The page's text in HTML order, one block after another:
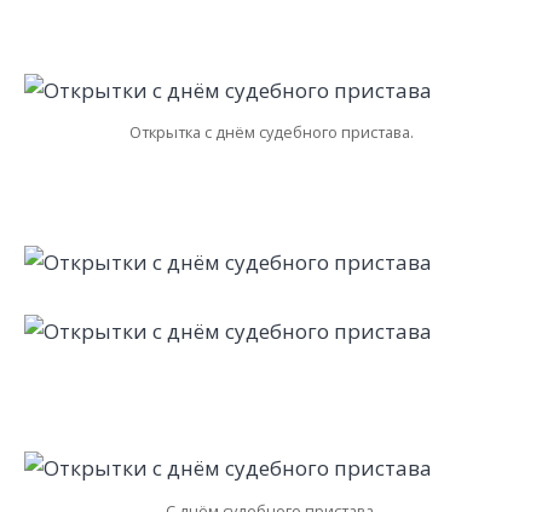
Открытка с днём судебного пристава.